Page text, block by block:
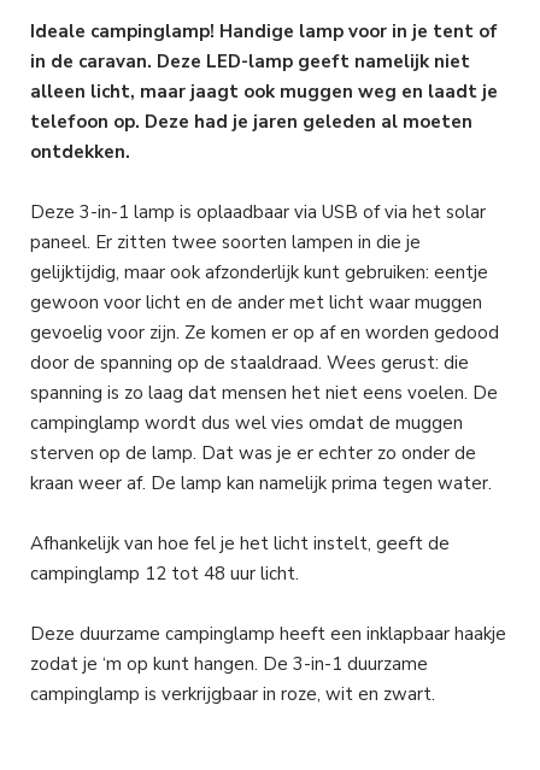
Ideale campinglamp! Handige lamp voor in je tent of
in de caravan. Deze LED-lamp geeft namelijk niet
alleen licht, maar jaagt ook muggen weg en laadt je
telefoon op. Deze had je jaren geleden al moeten
ontdekken.
Deze 3-in-1 lamp is oplaadbaar via USB of via het solar
paneel. Er zitten twee soorten lampen in die je
gelijktijdig, maar ook afzonderlijk kunt gebruiken: eentje
gewoon voor licht en de ander met licht waar muggen
gevoelig voor zijn. Ze komen er op af en worden gedood
door de spanning op de staaldraad. Wees gerust: die
spanning is zo laag dat mensen het niet eens voelen. De
campinglamp wordt dus wel vies omdat de muggen
sterven op de lamp. Dat was je er echter zo onder de
kraan weer af. De lamp kan namelijk prima tegen water.
Afhankelijk van hoe fel je het licht instelt, geeft de
campinglamp 12 tot 48 uur licht.
Deze duurzame campinglamp heeft een inklapbaar haakje
zodat je ‘m op kunt hangen. De 3-in-1 duurzame
campinglamp is verkrijgbaar in roze, wit en zwart.